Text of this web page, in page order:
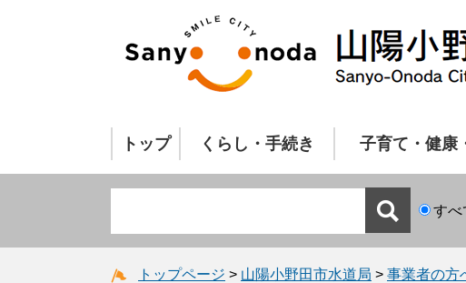
トップ くらし・手続き 子育て・健康
すべ
トップページ > 山陽小野田市水道局 > 事業者の方